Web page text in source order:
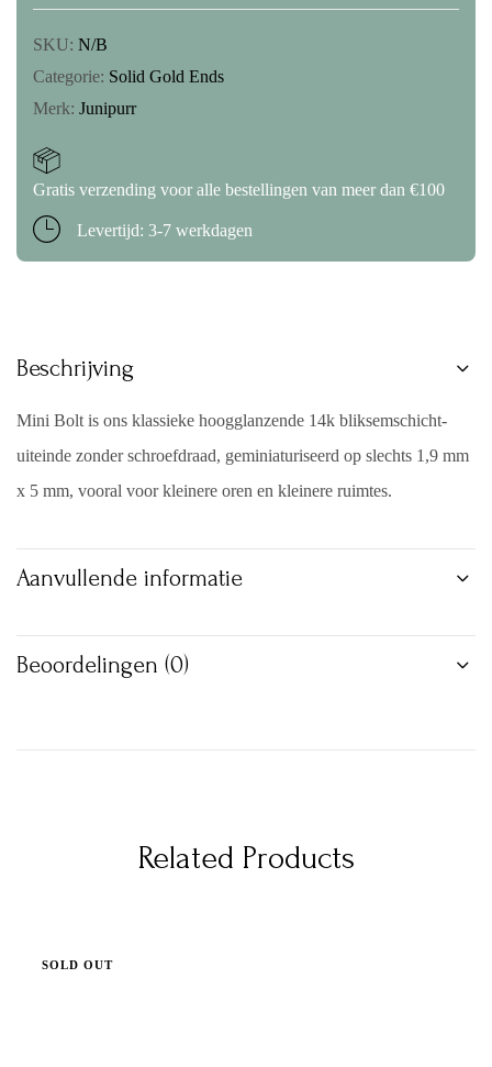
SKU: N/B
Categorie: Solid Gold Ends
Merk: Junipurr
Gratis verzending voor alle bestellingen van meer dan €100
Levertijd: 3-7 werkdagen
Beschrijving
Mini Bolt is ons klassieke hoogglanzende 14k bliksemschicht-
uiteinde zonder schroefdraad, geminiaturiseerd op slechts 1,9 mm
x 5 mm, vooral voor kleinere oren en kleinere ruimtes.
Aanvullende informatie
Beoordelingen (0)
Related Products
SOLD OUT